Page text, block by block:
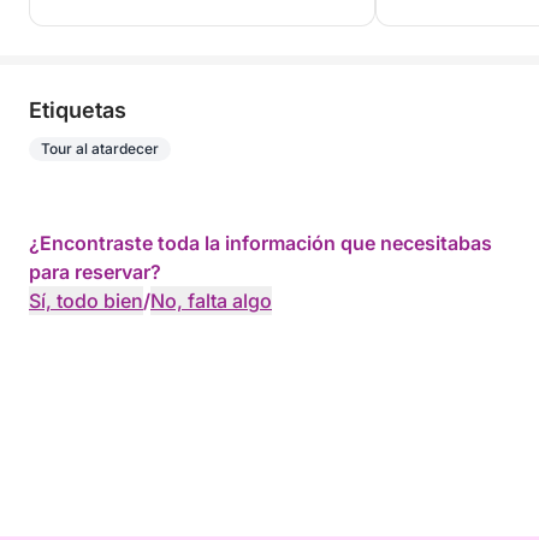
Etiquetas
Tour al atardecer
¿Encontraste toda la información que necesitabas
para reservar?
Sí, todo bien/No, falta algo